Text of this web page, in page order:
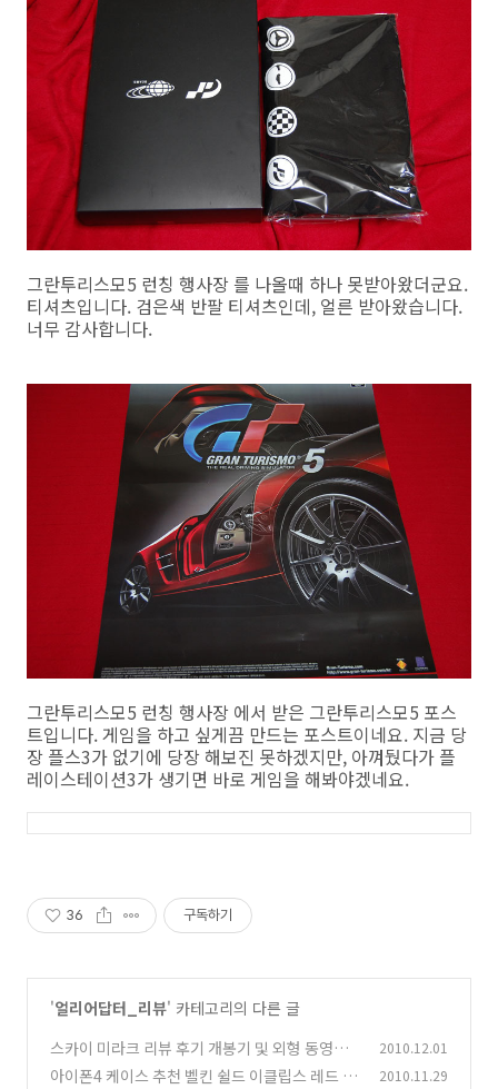
그란투리스모5 런칭 행사장 를 나올때 하나 못받아왔더군요.
티셔츠입니다. 검은색 반팔 티셔츠인데, 얼른 받아왔습니다.
너무 감사합니다.
그란투리스모5 런칭 행사장 에서 받은 그란투리스모5 포스
트입니다. 게임을 하고 싶게끔 만드는 포스트이네요. 지금 당
장 플스3가 없기에 당장 해보진 못하겠지만, 아껴뒀다가 플
레이스테이션3가 생기면 바로 게임을 해봐야겠네요.
36 구독하기
'얼리어답터_리뷰' 카테고리의 다른 글
스카이 미라크 리뷰 후기 개봉기 및 외형 동영상
(9)
2010.12.01
아이폰4 케이스 추천 벨킨 쉴드 이클립스 레드
(1
2010.11.29